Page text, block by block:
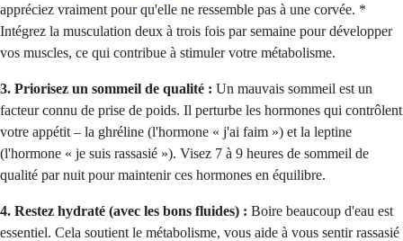
appréciez vraiment pour qu'elle ne ressemble pas à une corvée. *
Intégrez la musculation deux à trois fois par semaine pour développer
vos muscles, ce qui contribue à stimuler votre métabolisme.
3. Priorisez un sommeil de qualité : Un mauvais sommeil est un
facteur connu de prise de poids. Il perturbe les hormones qui contrôlent
votre appétit – la ghréline (l'hormone « j'ai faim ») et la leptine
(l'hormone « je suis rassasié »). Visez 7 à 9 heures de sommeil de
qualité par nuit pour maintenir ces hormones en équilibre.
4. Restez hydraté (avec les bons fluides) : Boire beaucoup d'eau est
essentiel. Cela soutient le métabolisme, vous aide à vous sentir rassasié